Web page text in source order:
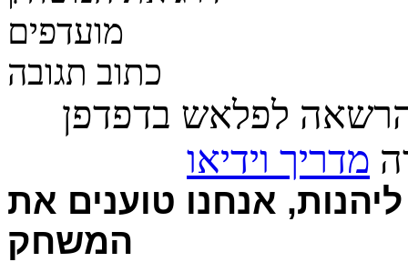
מועדפים
כתוב תגובה
לפלאש בדפדפן
מדריך וידיאו
אנחנו טוענים את
המשחק